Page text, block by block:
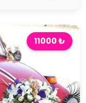
11000 ₺